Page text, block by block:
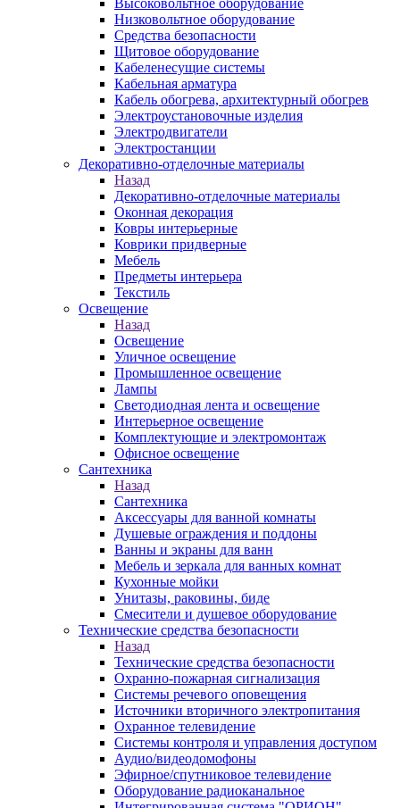
Высоковольтное оборудование
Низковольтное оборудование
Средства безопасности
Щитовое оборудование
Кабеленесущие системы
Кабельная арматура
Кабель обогрева, архитектурный обогрев
Электроустановочные изделия
Электродвигатели
Электростанции
Декоративно-отделочные материалы
Назад
Декоративно-отделочные материалы
Оконная декорация
Ковры интерьерные
Коврики придверные
Мебель
Предметы интерьера
Текстиль
Освещение
Назад
Освещение
Уличное освещение
Промышленное освещение
Лампы
Светодиодная лента и освещение
Интерьерное освещение
Комплектующие и электромонтаж
Офисное освещение
Сантехника
Назад
Сантехника
Аксессуары для ванной комнаты
Душевые ограждения и поддоны
Ванны и экраны для ванн
Мебель и зеркала для ванных комнат
Кухонные мойки
Унитазы, раковины, биде
Смесители и душевое оборудование
Технические средства безопасности
Назад
Технические средства безопасности
Охранно-пожарная сигнализация
Системы речевого оповещения
Источники вторичного электропитания
Охранное телевидение
Системы контроля и управления доступом
Аудио/видеодомофоны
Эфирное/спутниковое телевидение
Оборудование радиоканальное